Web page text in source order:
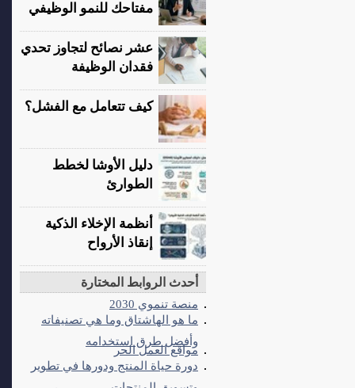
مفتاحك للنمو الوظيفي
عشر نصائح لتجاوز تحدي
فقدان الوظيفة
كيف تتعامل مع الفشل؟
دليل الأوشا لخطط
الطوارئ
أنظمة الإخلاء الذكية
إنقاذ الأرواح
أحدث الروابط المختارة
منصة تنموي 2030
ما هو الهاشتاق وما هي تصنيفاته
وأفضل طرق استخدامه
مواقع العمل الحر
دورة حياة المنتج ودورها في تطوير
وتسويق المنتجات